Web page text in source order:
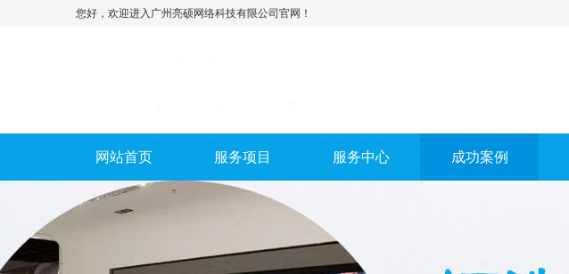
您好，欢迎进入广州亮硕网络科技有限公司官网！
网站首页 服务项目 服务中心 成功案例